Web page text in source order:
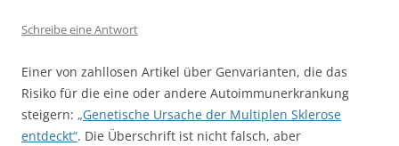
Schreibe eine Antwort
Einer von zahllosen Artikel über Genvarianten, die das
Risiko für die eine oder andere Autoimmunerkrankung
steigern: „Genetische Ursache der Multiplen Sklerose
entdeckt“. Die Überschrift ist nicht falsch, aber